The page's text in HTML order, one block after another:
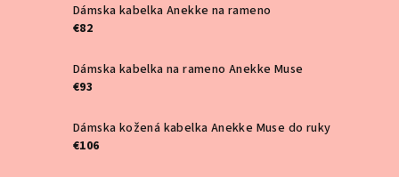
Dámska kabelka Anekke na rameno
€82
Dámska kabelka na rameno Anekke Muse
€93
Dámska kožená kabelka Anekke Muse do ruky
€106